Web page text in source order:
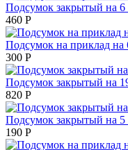
Подсумок закрытый на
460 Р
Подсумок на приклад
300 Р
Подсумок закрытый на
820 Р
Подсумок закрытый на
190 Р